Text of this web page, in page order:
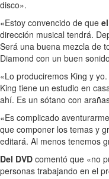
disco».
«Estoy convencido de que
dirección musical tendrá.
Será una buena mezcla de
Diamond con un buen
«Lo produciremos King y
King tiene un estudio en
ahí. Es un sótano con
«Es complicado
que componer los temas y
editará. Al menos tenemos
Del DVD comentó que «no
personas trabajando en el